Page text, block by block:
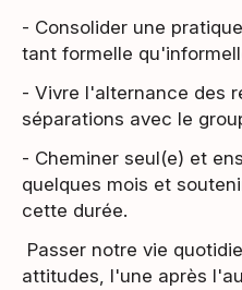
- Consolider une
tant formelle
- Vivre l'alternance des
séparations avec le
- Cheminer seul(e) et
quelques mois et
cette durée.
Passer notre vie
attitudes, l'une après